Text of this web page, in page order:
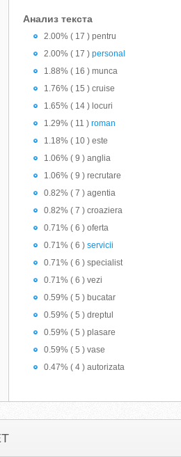
Анализ текста
2.00% ( 17 ) pentru
2.00% ( 17 ) personal
1.88% ( 16 ) munca
1.76% ( 15 ) cruise
1.65% ( 14 ) locuri
1.29% ( 11 ) roman
1.18% ( 10 ) este
1.06% ( 9 ) anglia
1.06% ( 9 ) recrutare
0.82% ( 7 ) agentia
0.82% ( 7 ) croaziera
0.71% ( 6 ) oferta
0.71% ( 6 ) servicii
0.71% ( 6 ) specialist
0.71% ( 6 ) vezi
0.59% ( 5 ) bucatar
0.59% ( 5 ) dreptul
0.59% ( 5 ) plasare
0.59% ( 5 ) vase
0.47% ( 4 ) autorizata